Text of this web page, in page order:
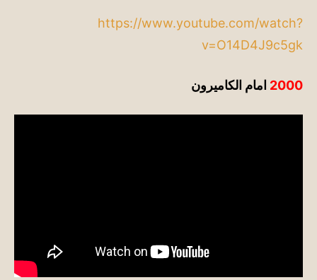
https://www.youtube.com/watch?
v=O14D4J9c5gk
2000 امام الكاميرون